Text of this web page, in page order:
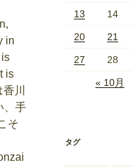
13 14
20 21
27 28
« 10月
タグ